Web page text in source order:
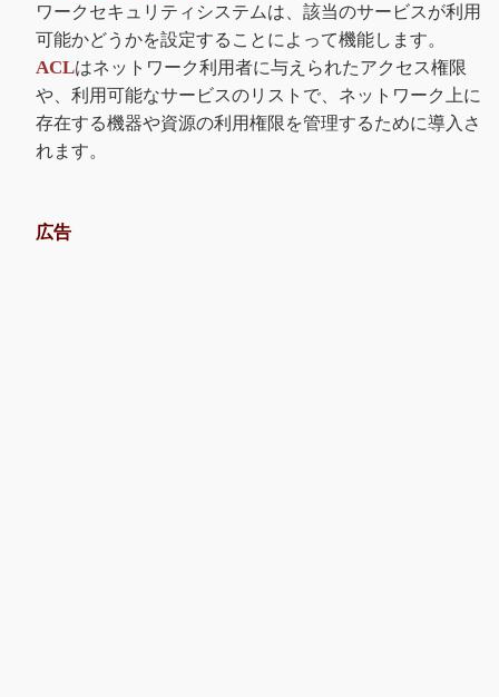
ワークセキュリティシステムは、該当のサービスが利用
可能かどうかを設定することによって機能します。
ACLはネットワーク利用者に与えられたアクセス権限
や、利用可能なサービスのリストで、ネットワーク上に
存在する機器や資源の利用権限を管理するために導入さ
れます。
広告